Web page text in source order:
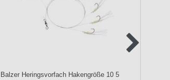
Balzer Heringsvorfach Hakengröße 10 5